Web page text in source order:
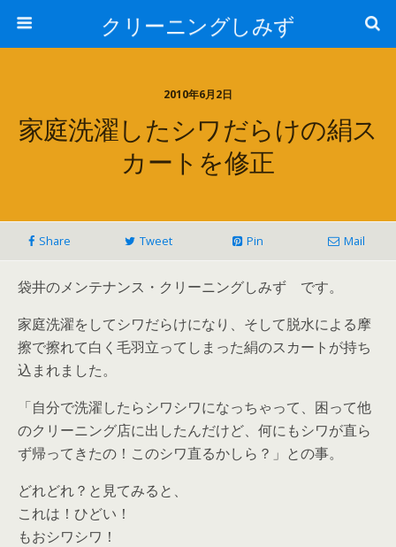
クリーニングしみず
2010年6月2日
家庭洗濯したシワだらけの絹ス
カートを修正
Share Tweet Pin Mail
袋井のメンテナンス・クリーニングしみず です。
家庭洗濯をしてシワだらけになり、そして脱水による摩
擦で擦れて白く毛羽立ってしまった絹のスカートが持ち
込まれました。
「自分で洗濯したらシワシワになっちゃって、困って他
のクリーニング店に出したんだけど、何にもシワが直ら
ず帰ってきたの！このシワ直るかしら？」との事。
どれどれ？と見てみると、
これは！ひどい！
もおシワシワ！